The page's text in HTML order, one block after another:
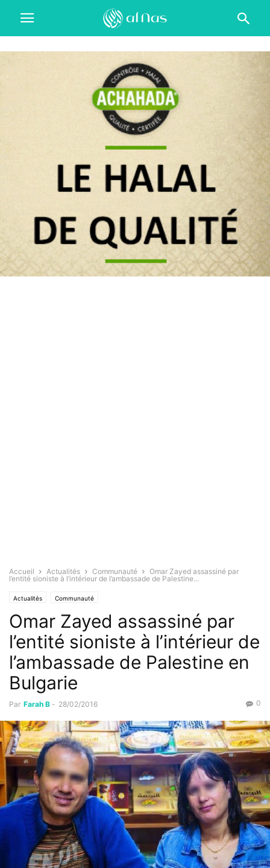
Accueil Actualités Communauté
Omar Zayed assassiné par
l’entité sioniste à l’intérieur de l’ambassade de Palestine...
Actualités Communauté
Omar Zayed assassiné par
l’entité sioniste à l’intérieur de
l’ambassade de Palestine en
Bulgarie
Par Farah B - 28/02/2016 0